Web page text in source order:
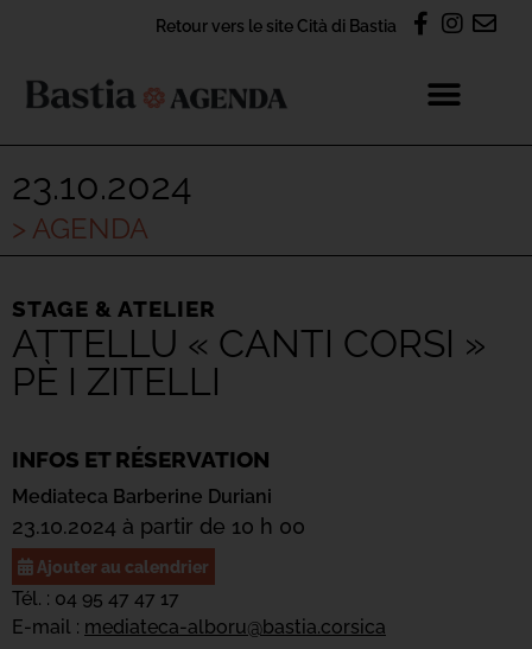
Retour vers le site Cità di Bastia
23.10.2024
> AGENDA
STAGE & ATELIER
ATTELLU « CANTI CORSI »
PÈ I ZITELLI
INFOS ET RÉSERVATION
Mediateca Barberine Duriani
23.10.2024 à partir de 10 h 00
Ajouter au calendrier
Tél. : 04 95 47 47 17
E-mail : mediateca-alboru@bastia.corsica